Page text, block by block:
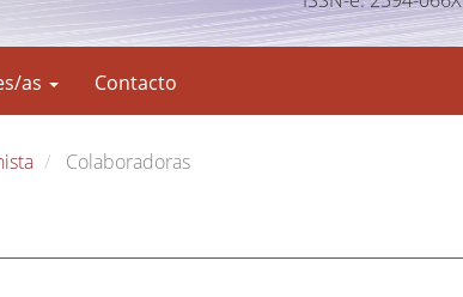
as Contacto
Colaboradoras